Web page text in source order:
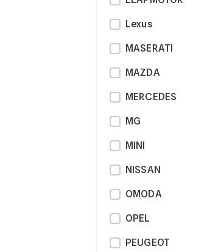
Lexus
MASERATI
MAZDA
MERCEDES
MG
MINI
NISSAN
OMODA
OPEL
PEUGEOT